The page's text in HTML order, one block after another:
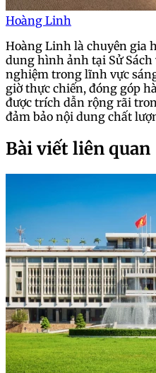
Hoàng Linh
Hoàng Linh là chuyên gia
dung hình ảnh tại Sử
nghiệm trong lĩnh vực
giờ thực chiến, đóng góp
được trích dẫn rộng rãi
đảm bảo nội dung chất
Bài viết liên quan